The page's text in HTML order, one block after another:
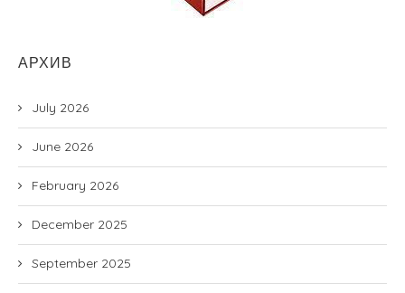
АРХИВ
July 2026
June 2026
February 2026
December 2025
September 2025